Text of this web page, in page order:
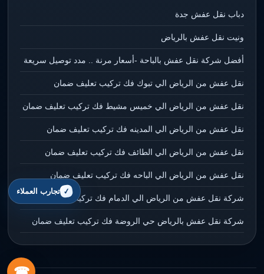
دباب نقل عفش جدة
ونيت نقل عفش بالرياض
أفضل شركة نقل عفش بالباحة -أسعار مرنة .. مدد توصيل سريعة
نقل عفش من الرياض الي تبوك فك تركيب تعليف ضمان
نقل عفش من الرياض الي خميس مشيط فك تركيب تعليف ضمان
نقل عفش من الرياض الي المدينه فك تركيب تعليف ضمان
نقل عفش من الرياض الي الطائف فك تركيب تعليف ضمان
نقل عفش من الرياض الي الباحه فك تركيب تعليف ضمان
شركة نقل عفش من الرياض الي الدمام فك تركيب تعليف ضمان
شركة نقل عفش بالرياض حي الروضة فك تركيب تعليف ضمان
تجارب العملاء